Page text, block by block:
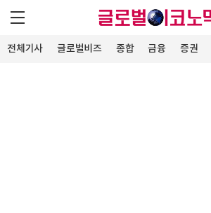
전체기사 글로벌비즈 종합 금융 증권